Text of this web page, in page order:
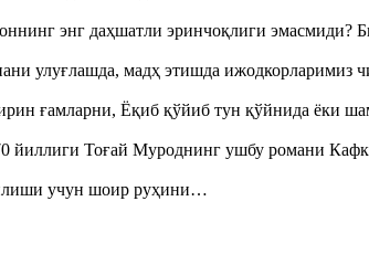
энг даҳшатли эринчоқлиги эмасмиди?
улуғлашда, мадҳ этишда ижодкорларимиз
ғамларни, Ёқиб қўйиб тун қўйнида ёки
йиллиги Тоғай Муроднинг ушбу романи
учун шоир руҳини…